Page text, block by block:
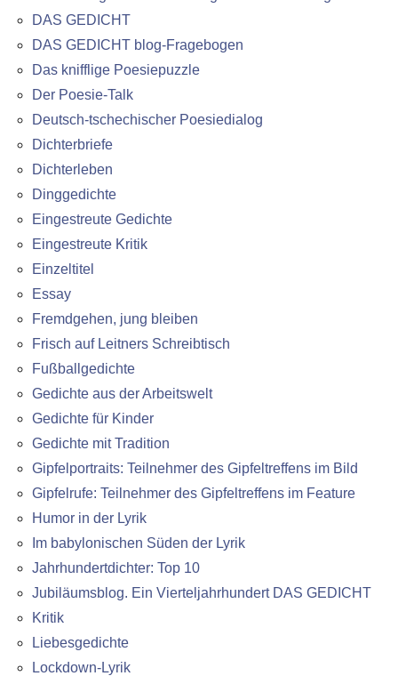
DAS GEDICHT
DAS GEDICHT blog-Fragebogen
Das knifflige Poesiepuzzle
Der Poesie-Talk
Deutsch-tschechischer Poesiedialog
Dichterbriefe
Dichterleben
Dinggedichte
Eingestreute Gedichte
Eingestreute Kritik
Einzeltitel
Essay
Fremdgehen, jung bleiben
Frisch auf Leitners Schreibtisch
Fußballgedichte
Gedichte aus der Arbeitswelt
Gedichte für Kinder
Gedichte mit Tradition
Gipfelportraits: Teilnehmer des Gipfeltreffens im Bild
Gipfelrufe: Teilnehmer des Gipfeltreffens im Feature
Humor in der Lyrik
Im babylonischen Süden der Lyrik
Jahrhundertdichter: Top 10
Jubiläumsblog. Ein Vierteljahrhundert DAS GEDICHT
Kritik
Liebesgedichte
Lockdown-Lyrik